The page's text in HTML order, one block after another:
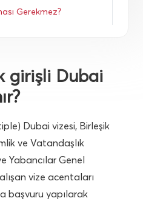
Gerekmez?
girişli Dubai
Dubai vizesi, Birleşik
ve Vatandaşlık
Yabancılar Genel
vize acentaları
başvuru yapılarak